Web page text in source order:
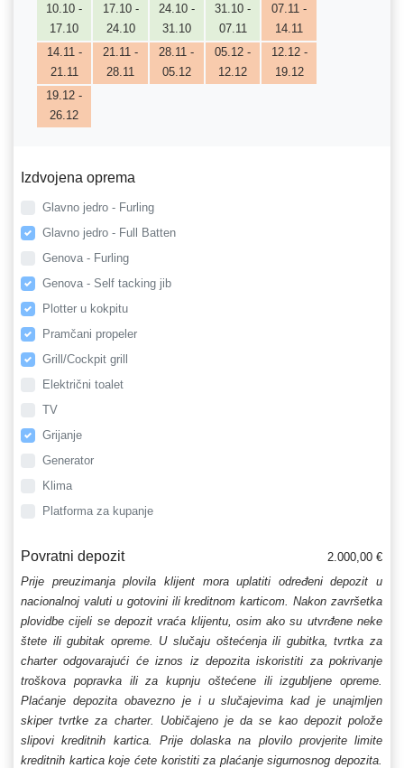
10.10 -
17.10
17.10 -
24.10
24.10 -
31.10
31.10 -
07.11
07.11 -
14.11
14.11 -
21.11
21.11 -
28.11
28.11 -
05.12
05.12 -
12.12
12.12 -
19.12
19.12 -
26.12
Izdvojena oprema
Glavno jedro - Furling
Glavno jedro - Full Batten
Genova - Furling
Genova - Self tacking jib
Plotter u kokpitu
Pramčani propeler
Grill/Cockpit grill
Električni toalet
TV
Grijanje
Generator
Klima
Platforma za kupanje
Povratni depozit
2.000,00 €
Prije preuzimanja plovila klijent mora uplatiti određeni depozit u
nacionalnoj valuti u gotovini ili kreditnom karticom. Nakon završetka
plovidbe cijeli se depozit vraća klijentu, osim ako su utvrđene neke
štete ili gubitak opreme. U slučaju oštećenja ili gubitka, tvrtka za
charter odgovarajući će iznos iz depozita iskoristiti za pokrivanje
troškova popravka ili za kupnju oštećene ili izgubljene opreme.
Plaćanje depozita obavezno je i u slučajevima kad je unajmljen
skiper tvrtke za charter. Uobičajeno je da se kao depozit polože
slipovi kreditnih kartica. Prije dolaska na plovilo provjerite limite
kreditnih kartica koje ćete koristiti za plaćanje sigurnosnog depozita.